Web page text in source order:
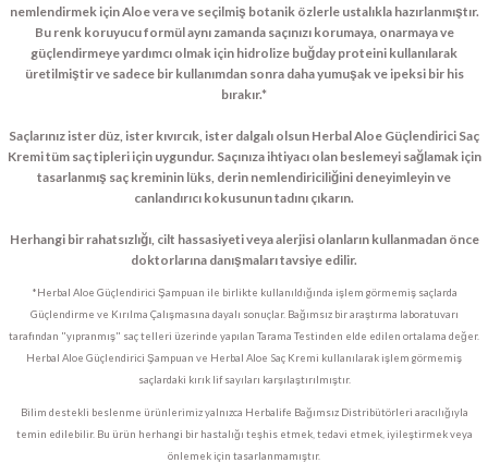
nemlendirmek için Aloe vera ve seçilmiş botanik özlerle ustalıkla hazırlanmıştır.
Bu renk koruyucu formül aynı zamanda saçınızı korumaya, onarmaya ve
güçlendirmeye yardımcı olmak için hidrolize buğday proteini kullanılarak
üretilmiştir ve sadece bir kullanımdan sonra daha yumuşak ve ipeksi bir his
bırakır.*
Saçlarınız ister düz, ister kıvırcık, ister dalgalı olsun Herbal Aloe Güçlendirici Saç
Kremi tüm saç tipleri için uygundur. Saçınıza ihtiyacı olan beslemeyi sağlamak için
tasarlanmış saç kreminin lüks, derin nemlendiriciliğini deneyimleyin ve
canlandırıcı kokusunun tadını çıkarın.
Herhangi bir rahatsızlığı, cilt hassasiyeti veya alerjisi olanların kullanmadan önce
doktorlarına danışmaları tavsiye edilir.
*Herbal Aloe Güçlendirici Şampuan ile birlikte kullanıldığında işlem görmemiş saçlarda
Güçlendirme ve Kırılma Çalışmasına dayalı sonuçlar. Bağımsız bir araştırma laboratuvarı
tarafından "yıpranmış" saç telleri üzerinde yapılan Tarama Testinden elde edilen ortalama değer.
Herbal Aloe Güçlendirici Şampuan ve Herbal Aloe Saç Kremi kullanılarak işlem görmemiş
saçlardaki kırık lif sayıları karşılaştırılmıştır.
Bilim destekli beslenme ürünlerimiz yalnızca Herbalife Bağımsız Distribütörleri aracılığıyla
temin edilebilir. Bu ürün herhangi bir hastalığı teşhis etmek, tedavi etmek, iyileştirmek veya
önlemek için tasarlanmamıştır.